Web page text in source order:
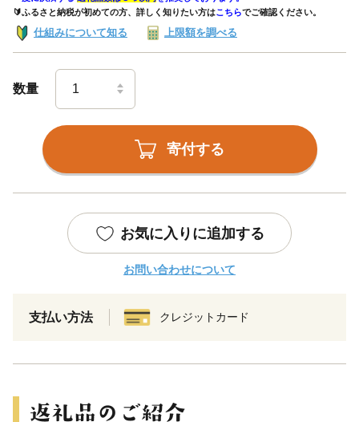
🔰ふるさと納税が初めての方、詳しく知りたい方はこちらでご確認ください。
仕組みについて知る 上限額を調べる
数量
寄付する
お気に入りに追加する
お問い合わせについて
支払い方法 クレジットカード